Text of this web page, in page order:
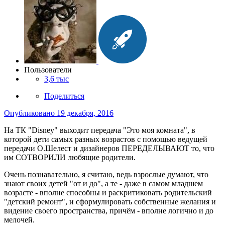
Пользователи
3,6 тыс
Поделиться
Опубликовано 19 декабря, 2016
На ТК "Disney" выходит передача "Это моя комната", в
которой дети самых разных возрастов с помощью ведущей
передачи О.Шелест и дизайнеров ПЕРЕДЕЛЫВАЮТ то, что
им СОТВОРИЛИ любящие родители.
Очень познавательно, я считаю, ведь взрослые думают, что
знают своих детей "от и до", а те - даже в самом младшем
возрасте - вполне способны и раскритиковать родительский
"детский ремонт", и сформулировать собственные желания и
видение своего пространства, причём - вполне логично и до
мелочей.